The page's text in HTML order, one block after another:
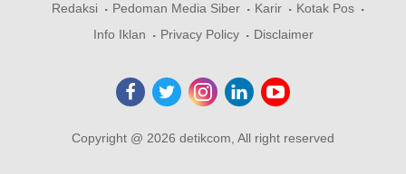
Redaksi Pedoman Media Siber Karir
Kotak Pos
Info Iklan
Privacy Policy Disclaimer
Copyright @ 2026 detikcom, All right reserved